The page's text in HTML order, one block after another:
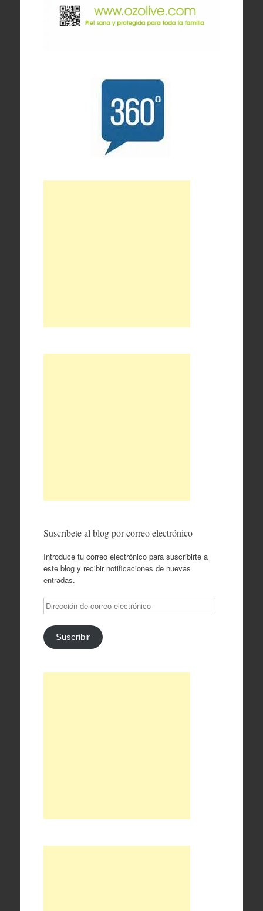
Suscríbete al blog por correo electrónico
Introduce tu correo electrónico para suscribirte a
este blog y recibir notificaciones de nuevas
entradas.
Dirección
de
correo
electrónico
Suscribir